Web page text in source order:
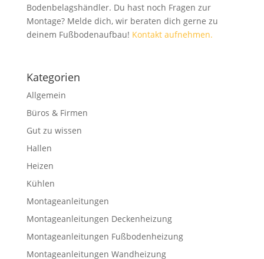
Bodenbelagshändler. Du hast noch Fragen zur
Montage? Melde dich, wir beraten dich gerne zu
deinem Fußbodenaufbau! Kontakt aufnehmen.
Kategorien
Allgemein
Büros & Firmen
Gut zu wissen
Hallen
Heizen
Kühlen
Montageanleitungen
Montageanleitungen Deckenheizung
Montageanleitungen Fußbodenheizung
Montageanleitungen Wandheizung